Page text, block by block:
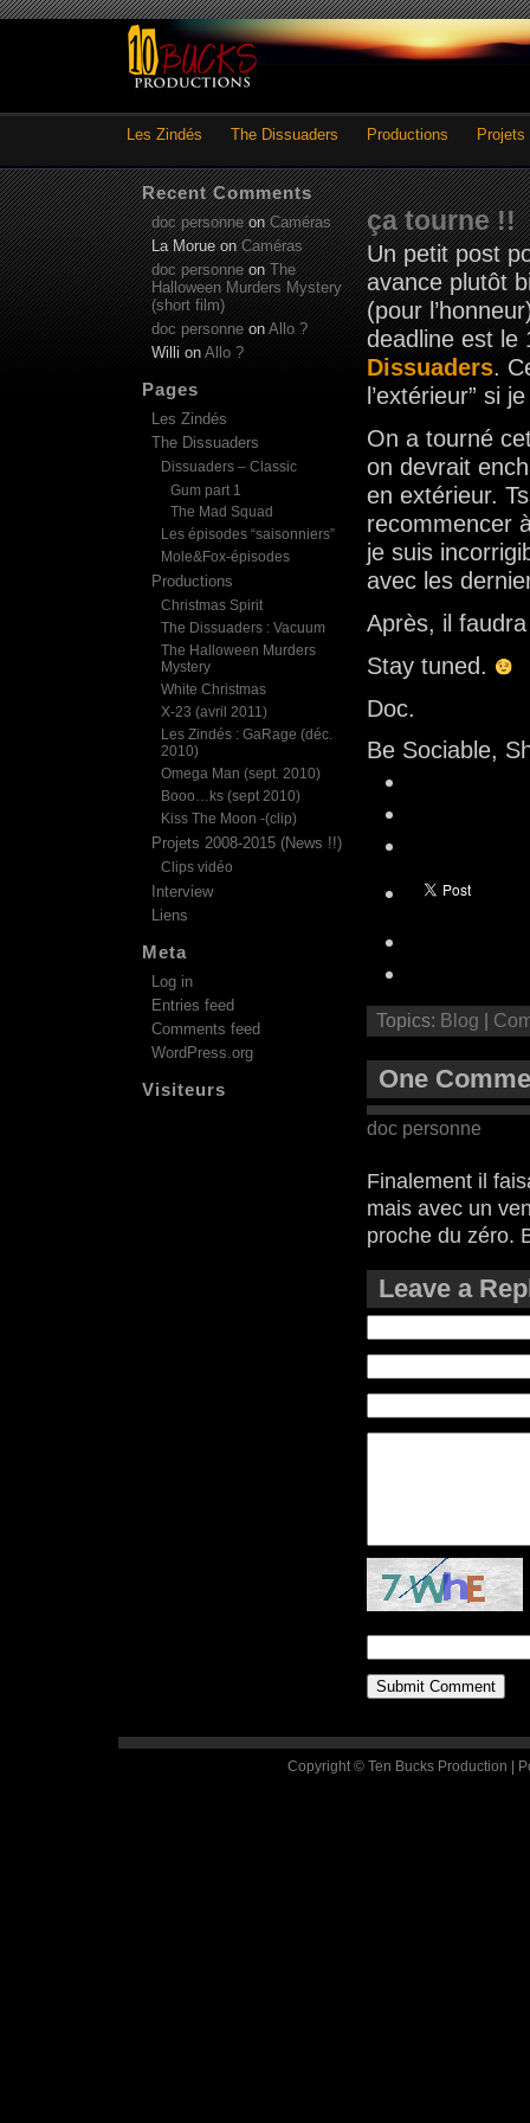
Les Zindés The Dissuaders Productions Projets
ça tourne !!
Un petit post
avance plutôt
(pour
deadline est le
Dissuaders.
l’extérieur” si
On a tourné
on devrait
en extérieur.
recommencer
je suis
avec les
Après, il
Stay tuned.
Doc.
Be Sociable,
Topics: Blog
One
doc personne
Finalement il
mais avec un
proche du zéro.
Leave a
Recent Comments
doc personneonCaméras
La MorueonCaméras
doc personneonThe
Halloween Murders Mystery
(short film)
doc personne on Allo ?
Willi on Allo ?
Pages
Les Zindés
The Dissuaders
Dissuaders – Classic
Gum part 1
The Mad Squad
Les épisodes “saisonniers”
Mole&Fox-épisodes
Productions
Christmas Spirit
The Dissuaders : Vacuum
The Halloween Murders
Mystery
White Christmas
X-23 (avril 2011)
Les Zindés : GaRage (déc.
2010)
Omega Man (sept. 2010)
Booo…ks (sept 2010)
Kiss The Moon -(clip)
Projets 2008-2015 (News !!)
Clips vidéo
Interview
Liens
Meta
Log in
Entries feed
Comments feed
WordPress.org
Visiteurs
Copyright © Ten Bucks Production |